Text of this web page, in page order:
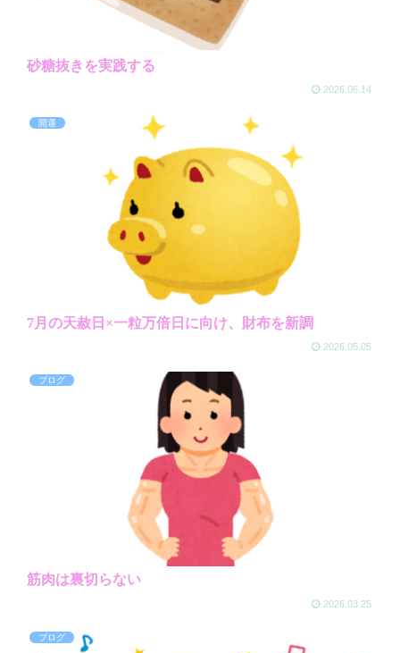
砂糖抜きを実践する
2026.06.14
開運
7月の天赦日×一粒万倍日に向け、財布を新調
2026.05.05
ブログ
筋肉は裏切らない
2026.03.25
ブログ